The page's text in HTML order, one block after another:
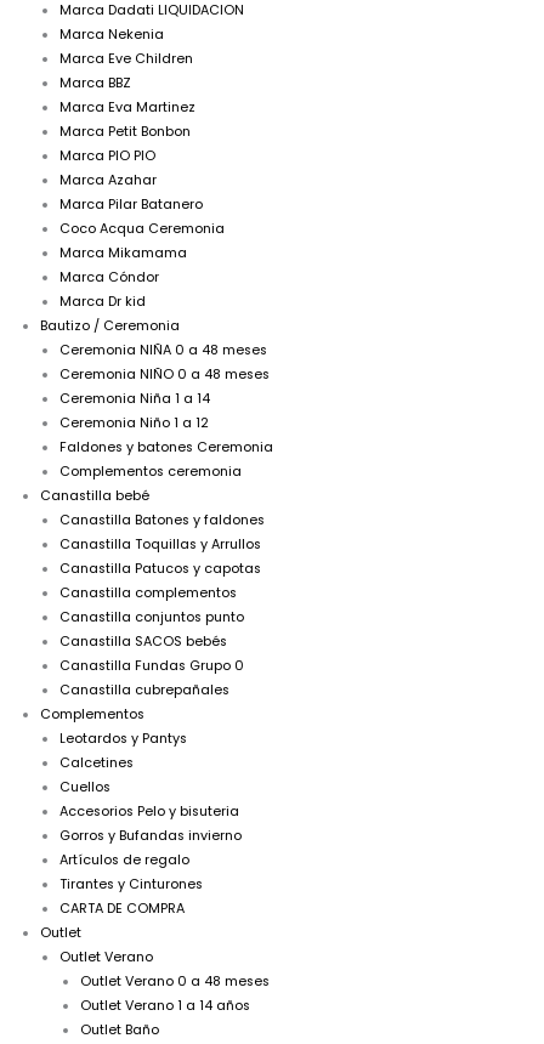
Marca Dadati LIQUIDACION
Marca Nekenia
Marca Eve Children
Marca BBZ
Marca Eva Martinez
Marca Petit Bonbon
Marca PIO PIO
Marca Azahar
Marca Pilar Batanero
Coco Acqua Ceremonia
Marca Mikamama
Marca Cóndor
Marca Dr kid
Bautizo / Ceremonia
Ceremonia NIÑA 0 a 48 meses
Ceremonia NIÑO 0 a 48 meses
Ceremonia Niña 1 a 14
Ceremonia Niño 1 a 12
Faldones y batones Ceremonia
Complementos ceremonia
Canastilla bebé
Canastilla Batones y faldones
Canastilla Toquillas y Arrullos
Canastilla Patucos y capotas
Canastilla complementos
Canastilla conjuntos punto
Canastilla SACOS bebés
Canastilla Fundas Grupo 0
Canastilla cubrepañales
Complementos
Leotardos y Pantys
Calcetines
Cuellos
Accesorios Pelo y bisuteria
Gorros y Bufandas invierno
Artículos de regalo
Tirantes y Cinturones
CARTA DE COMPRA
Outlet
Outlet Verano
Outlet Verano 0 a 48 meses
Outlet Verano 1 a 14 años
Outlet Baño